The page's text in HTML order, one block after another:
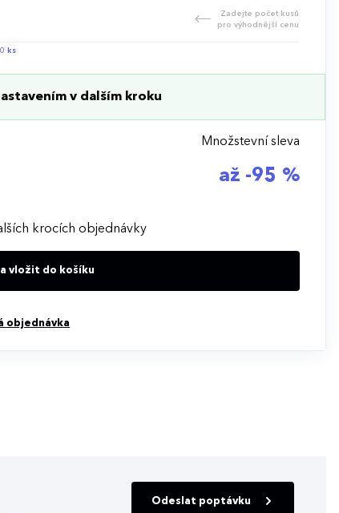
Zadejte počet kusů
pro výhodnější cenu
ks
v dalším kroku
Množstevní sleva
až -95 %
krocích objednávky
vložit do košíku
objednávka
Odeslat poptávku